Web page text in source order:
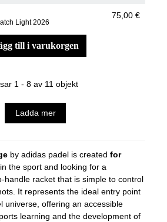
Light 2026
75,00 €
till i varukorgen
1 - 8 av 11 objekt
Ladda mer
by adidas padel is createdfor
in the sport and looking for a
handle racket that is simple to control
It represents the ideal entry point
universe, offering an accessible
learning and the development of